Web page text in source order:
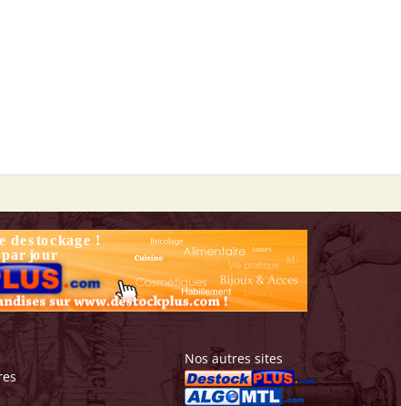
Nos autres sites